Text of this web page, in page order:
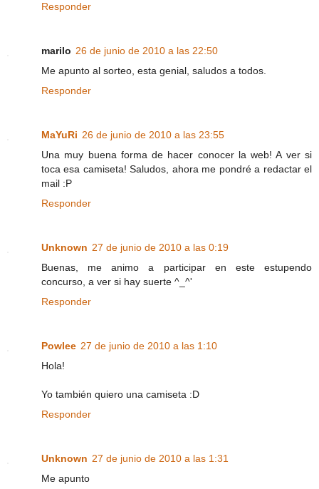
Responder
marilo 26 de junio de 2010 a las 22:50
Me apunto al sorteo, esta genial, saludos a todos.
Responder
MaYuRi 26 de junio de 2010 a las 23:55
Una muy buena forma de hacer conocer la web! A ver si
toca esa camiseta! Saludos, ahora me pondré a redactar el
mail :P
Responder
Unknown 27 de junio de 2010 a las 0:19
Buenas, me animo a participar en este estupendo
concurso, a ver si hay suerte ^_^'
Responder
Powlee 27 de junio de 2010 a las 1:10
Hola!
Yo también quiero una camiseta :D
Responder
Unknown 27 de junio de 2010 a las 1:31
Me apunto